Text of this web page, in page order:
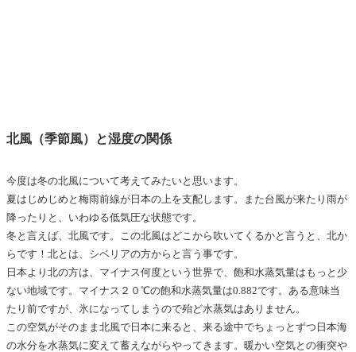
北風（季節風）と湿度の関係
今度は冬の北風について考えてみたいと思います。
夏はじめじめと梅雨前線が日本の上を支配します。また台風が来たり雨が
降ったりと、いわゆる低気圧な状態です。
冬と言えば、北風です。この北風はどこから吹いてくるかと言うと、北か
らです！北とは、シベリアの方からと言う事です。
日本より北の方は、マイナス何度という世界で、飽和水蒸気量はもっと少
ない地域です。マイナス２０℃の飽和水蒸気量は0.882です。ある意味当
たり前ですが、氷になってしまうので殆ど水蒸気はありません。
この空気がそのまま北風で日本に来ると、来る途中でちょっとずつ日本海
の水分を水蒸気に変えて蓄えながらやってきます。暖かい空気との衝突や